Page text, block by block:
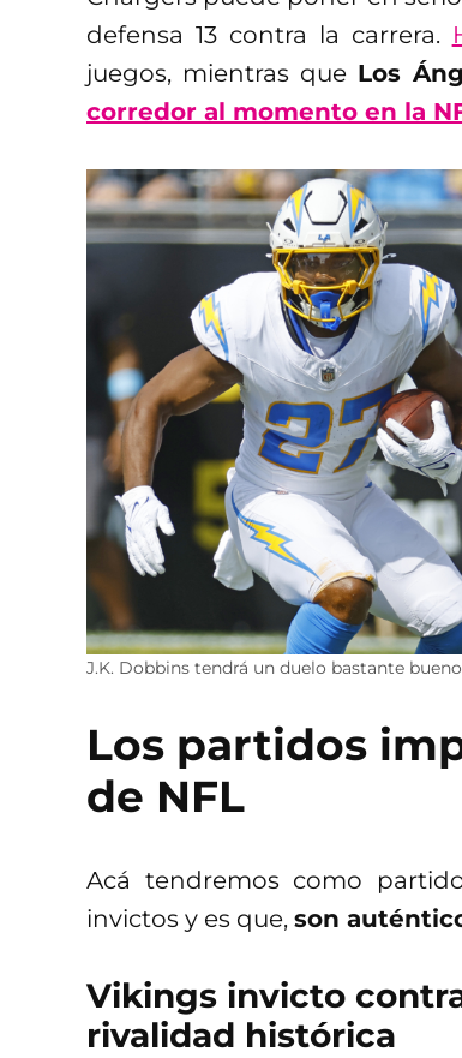
defensa 13 contra la carrera.
juegos, mientras que Los
corredor al momento en la
J.K. Dobbins tendrá un duelo bastante
Los partidos
de NFL
Acá tendremos como
invictos y es que, son
Vikings invicto
rivalidad histórica